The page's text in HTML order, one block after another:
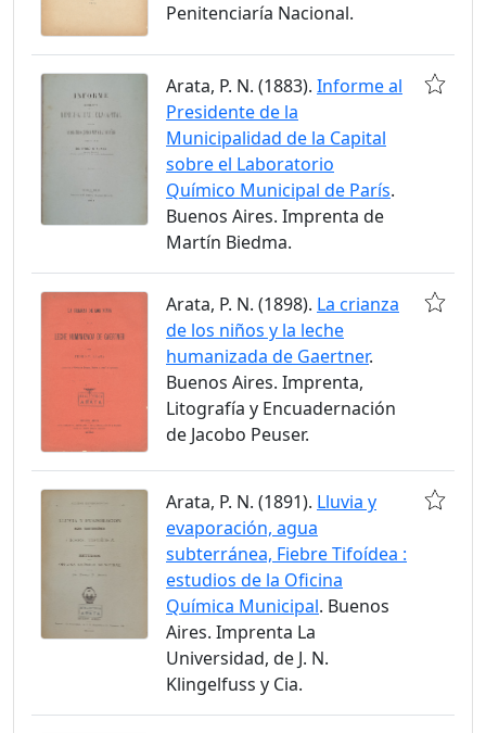
Penitenciaría Nacional.
Arata, P. N. (1883). Informe al
Presidente de la
Municipalidad de la Capital
sobre el Laboratorio
Químico Municipal de París.
Buenos Aires. Imprenta de
Martín Biedma.
Arata, P. N. (1898). La crianza
de los niños y la leche
humanizada de Gaertner.
Buenos Aires. Imprenta,
Litografía y Encuadernación
de Jacobo Peuser.
Arata, P. N. (1891). Lluvia y
evaporación, agua
subterránea, Fiebre Tifoídea :
estudios de la Oficina
Química Municipal. Buenos
Aires. Imprenta La
Universidad, de J. N.
Klingelfuss y Cia.